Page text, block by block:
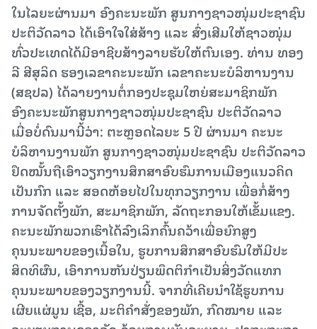
ໃນໄລຍະຜ່ານມາ ອົງຄະນະພັກ ສູນກາງຊາວໜຸ່ມປະຊາຊົນ
ປະຕິວັດລາວ ໄດ້ເອົາໃຈໃສ່ສ້າງ ແລະ ສົ່ງເສີມໃຫ້ຊາວໜຸ່ມ
ທົ່ວປະເທດໄດ້ມີອາຊີບສ້າງລາຍຮັບໃຫ້ຕົນເອງ. ທ່ານ ທອງ
ລີ ສີສຸລິດ ຮອງເລຂາຄະນະພັກ ເລຂາຄະນະບໍລິຫານງານ
(ສຊປລ) ໄດ້ລາຍງານຕໍ່ກອງປະຊຸມໃຫຍ່ສະມາຊິກພັກ
ອົງຄະນະພັກສູນກາງຊາວໜຸ່ມປະຊາຊົນ ປະຕິວັດລາວ
ເມື່ອບໍ່ດົນມານີ້ວ່າ: ຕະຫຼອດໄລຍະ 5 ປີ ຜ່ານມາ ຄະນະ
ບໍລິຫານງານພັກ ສູນກາງຊາວໜຸ່ມປະຊາຊົນ ປະຕິວັດລາວ
ຢຶດໝັ້ນຖືເອົາວຽກງານສຶກສາອົບຮົມການເມືອງແນວຄິດ
ເປັນກົກ ແລະ ສອດຫ້ອຍໄປໃນທຸກວຽກງານ ເພື່ອກໍ່ສ້າງ
ການຈັດຕັ້ງພັກ, ສະມາຊິກພັກ, ລັດຖະກອນໃຫ້ເຂັ້ມແຂງ.
ຄະນະພັກພວກເຮົາໄດ້ລົງເລິກຄົ້ນຄວ້າເພື່ອຍົກສູງ
ຄຸນນະພາບຂອງເນື້ອໃນ, ຮູບການສຶກສາອົບຮົມໃຫ້ມີປະ
ສິດທິຜົນ, ເອົາການຫັນປ່ຽນພຶດຕິກຳເປັນສິ່ງວັດແທກ
ຄຸນນະພາບຂອງວຽກງານນີ້. ຈາກທີ່ເຄີຍນຳໃຊ້ຮູບການ
ເຜີຍແຜ່ມູນ ເຊື້ອ, ມະຕິຄຳສັ່ງຂອງພັກ, ກົດໝາຍ ແລະ